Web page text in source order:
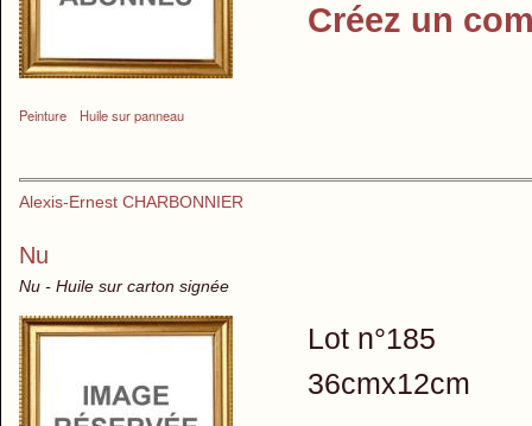
Peinture Huile sur panneau
Créez un
Alexis-Ernest CHARBONNIER
Nu
Nu - Huile sur carton signée
Lot n°185
36cmx12cm